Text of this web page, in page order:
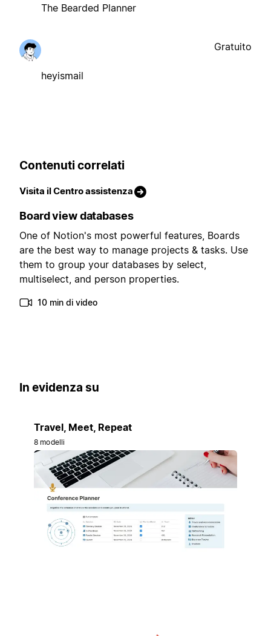
The Bearded Planner
heyismail
Gratuito
Contenuti correlati
Visita il Centro assistenza
Board view databases
One of Notion's most powerful features, Boards
are the best way to manage projects & tasks. Use
them to group your databases by select,
multiselect, and person properties.
10 min di video
In evidenza su
Travel, Meet, Repeat
8 modelli